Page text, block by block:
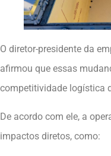
O diretor-presidente da
afirmou que essas
competitividade logística
De acordo com ele, a
impactos diretos, como: